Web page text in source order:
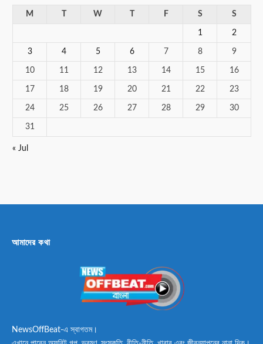
M W F S S
1 2
3 4 5 6 7 8 9
10 11 12 13 14 15 16
17 18 19 20 21 22 23
24 25 26 27 28 29 30
31
« Jul
আমাদের কথা
NewsOffBeat-এ স্বাগতম।